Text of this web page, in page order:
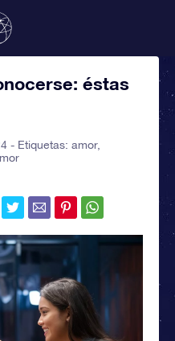
éstas
- Etiquetas: amor,